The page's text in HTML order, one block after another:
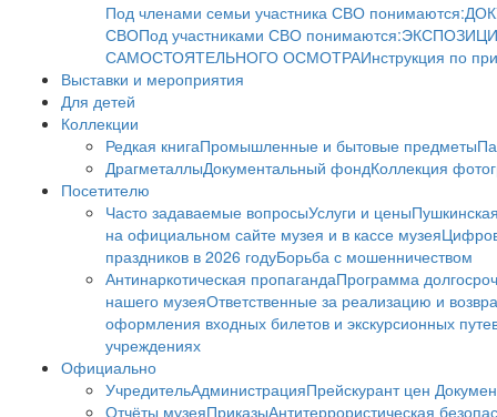
Под членами семьи участника СВО понимаются:
СВОПод участниками СВО понимаются:
САМОСТОЯТЕЛЬНОГО ОСМОТРАИнструкция по
Выставки и мероприятия
Для детей
Коллекции
Редкая книгаПромышленные и бытовые предметы
ДрагметаллыДокументальный фондКоллекция
Посетителю
Часто задаваемые вопросыУслуги и цены
на официальном сайте музея и в кассе музея
праздников в 2026 годуБорьба с мошенничеством
Антинаркотическая пропагандаПрограмма
нашего музеяОтветственные за реализацию и
оформления входных билетов и экскурсионных
учреждениях
Официально
УчредительАдминистрацияПрейскурант цен
Отчёты музеяПриказыАнтитеррористическая